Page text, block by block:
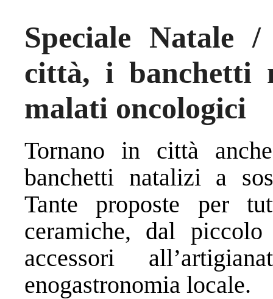
Speciale Natale
città, i banchetti
malati oncologici
Tornano in città
banchetti natalizi a
Tante proposte per
ceramiche, dal
accessori
enogastronomia locale.